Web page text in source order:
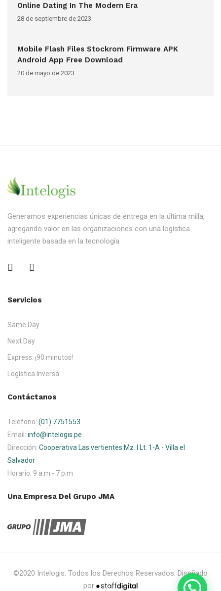
Online Dating In The Modern Era
28 de septiembre de 2023
Mobile Flash Files Stockrom Firmware APK
Android App Free Download
20 de mayo de 2023
Generamos experiencias únicas de entrega en la última milla,
agregando valor en las organizaciones con una logística
inteligente basada en la tecnología.
Servicios
Same Day
Next Day
Express: ¡90 minutos!
Logística Inversa
Contáctanos
Teléfono: (01) 7751553
Email: info@intelogis.pe
Dirección: Cooperativa Las vertientes Mz. I Lt. 1-A - Villa el
Salvador
Horario: 9 a.m - 7 p.m
Una Empresa Del Grupo JMA
©2020 Intelogis. Todos los Derechos Reservados. Diseñado
por